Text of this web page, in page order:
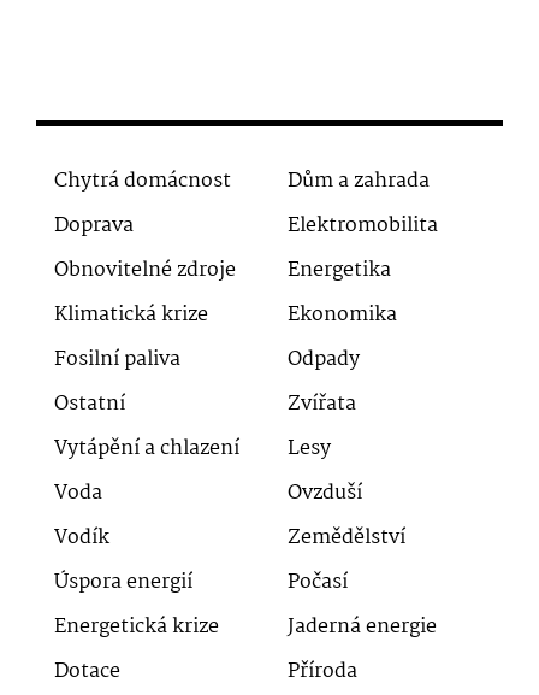
Chytrá domácnost
Dům a zahrada
Doprava
Elektromobilita
Obnovitelné zdroje
Energetika
Klimatická krize
Ekonomika
Fosilní paliva
Odpady
Ostatní
Zvířata
Vytápění a chlazení
Lesy
Voda
Ovzduší
Vodík
Zemědělství
Úspora energií
Počasí
Energetická krize
Jaderná energie
Dotace
Příroda